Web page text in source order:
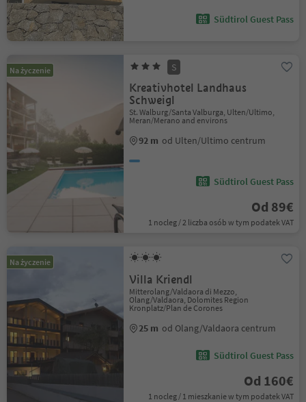
Südtirol Guest Pass
Na życzenie S
Kreativhotel Landhaus
Schweigl
St. Walburg/Santa Valburga, Ulten/Ultimo,
Meran/Merano and environs
92 m od Ulten/Ultimo centrum
Südtirol Guest Pass
Od 89€
1 nocleg / 2 liczba osób w tym podatek VAT
Na życzenie
Villa Kriendl
Mitterolang/Valdaora di Mezzo,
Olang/Valdaora, Dolomites Region
Kronplatz/Plan de Corones
25 m od Olang/Valdaora centrum
Südtirol Guest Pass
Od 160€
1 nocleg / 1 mieszkanie w tym podatek VAT